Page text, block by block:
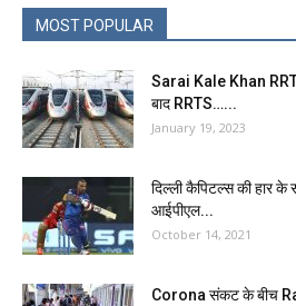
MOST POPULAR
Sarai Kale Khan
बाद RRTS…...
January 19, 2023
दिल्ली कैपिटल्स की हार
आईपीएल...
October 14, 2021
Corona संकट के बीच